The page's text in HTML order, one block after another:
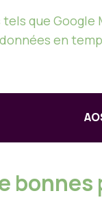
tels que
en